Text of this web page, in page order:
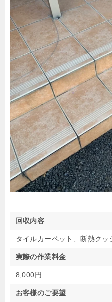
回収内容
タイルカーペット、断熱クッ
実際の作業料金
8,000円
お客様のご要望